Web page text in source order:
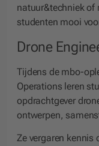
natuur&techniek of
studenten mooi
Drone
Tijdens de mbo-
Operations leren
opdrachtgever
ontwerpen,
Ze vergaren kennis